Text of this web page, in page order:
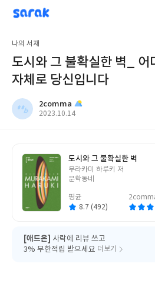
sarak
2comma
나의 서재
도시와 그 불확실한 벽_ 어
자체로 당신입니다
2comma
작
2023.10.14
도시와 그 불확실한 벽
글
쓴
무라카미 하루키 저
문학동네
평균
8.7 (492)
[애드온] 사락에 리뷰 쓰고
3% 무한적립 받으세요 더보기